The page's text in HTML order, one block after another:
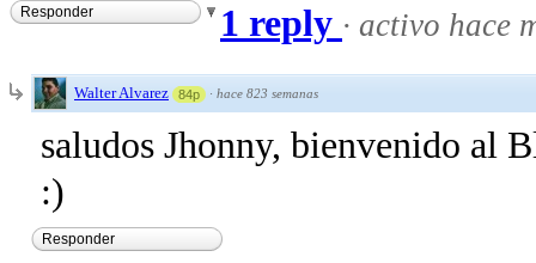
Responder 1 reply · activo hace
Walter Alvarez 84p · hace 823 semanas
saludos Jhonny, bienvenido al
:)
Responder